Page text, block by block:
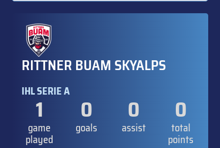
RITTNER BUAM SKYALPS
IHL SERIE A
1
game
played
0
goals
0
assist
0
total
points